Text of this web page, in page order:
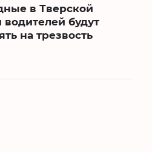
в Тверской
водителей будут
на трезвость